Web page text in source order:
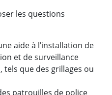
les questions
aide à l’installation de
et de surveillance
que des grillages ou
patrouilles de police